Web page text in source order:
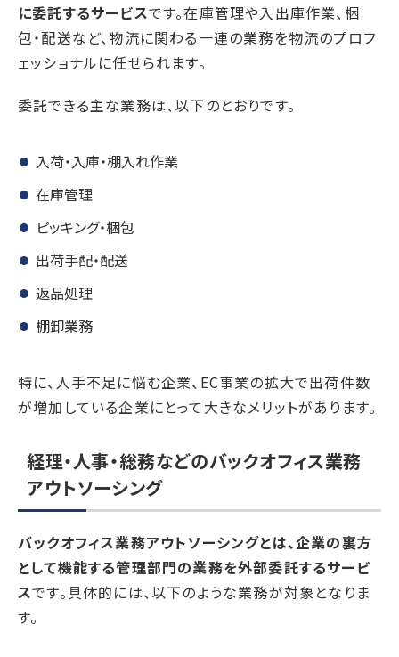
に委託するサービスです。在庫管理や入出庫作業、梱
包・配送など、物流に関わる一連の業務を物流のプロフ
ェッショナルに任せられます。
委託できる主な業務は、以下のとおりです。
入荷・入庫・棚入れ作業
在庫管理
ピッキング・梱包
出荷手配・配送
返品処理
棚卸業務
特に、人手不足に悩む企業、EC事業の拡大で出荷件数
が増加している企業にとって大きなメリットがあります。
経理・人事・総務などのバックオフィス業務
アウトソーシング
バックオフィス業務アウトソーシングとは、企業の裏方
として機能する管理部門の業務を外部委託するサービ
スです。具体的には、以下のような業務が対象となりま
す。